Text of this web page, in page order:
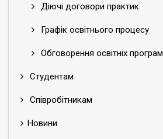
Діючі договори практик
Графік освітнього процесу
Обговорення освітніх програм
Студентам
Співробітникам
Новини